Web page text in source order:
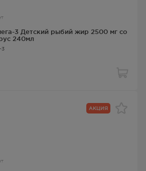
3 Детский рыбий жир 2500 мг со
240мл
3
АКЦИЯ